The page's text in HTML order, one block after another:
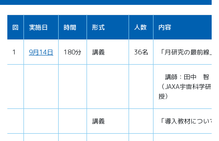
回 実施日 時間 形式 人数 内容
1 9月14日 180分 講義 36名 「月研究の最前線」
講師：田中 智
（JAXA宇宙科学
授）
講義 「導入教材について